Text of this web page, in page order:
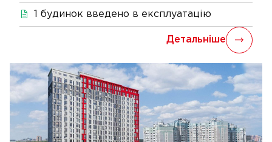
будинок введено в експлуатацію
Детальніше